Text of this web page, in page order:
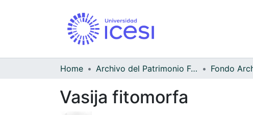
Home Archivo del Patrimonio Fotográfico y Fílmico del Valle del Cauca
Vasija fitomorfa